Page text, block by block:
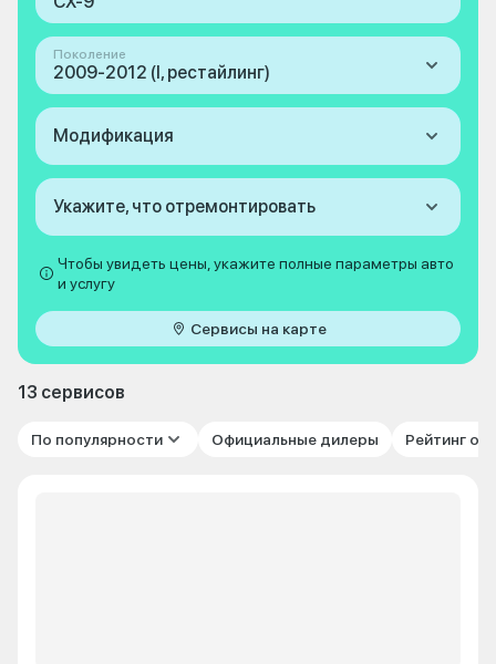
Поколение
2009-2012 (I, рестайлинг)
Модификация
Укажите, что отремонтировать
Чтобы увидеть цены, укажите полные параметры авто
и услугу
Сервисы на карте
13 сервисов
По популярности Официальные дилеры Рейтинг